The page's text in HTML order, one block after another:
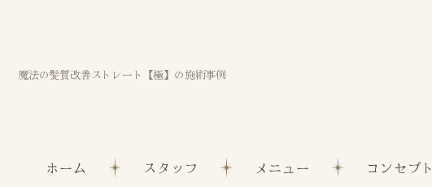
魔法の髪質改善ストレート【極】の施術事例
ホーム スタッフ メニュー コンセプト